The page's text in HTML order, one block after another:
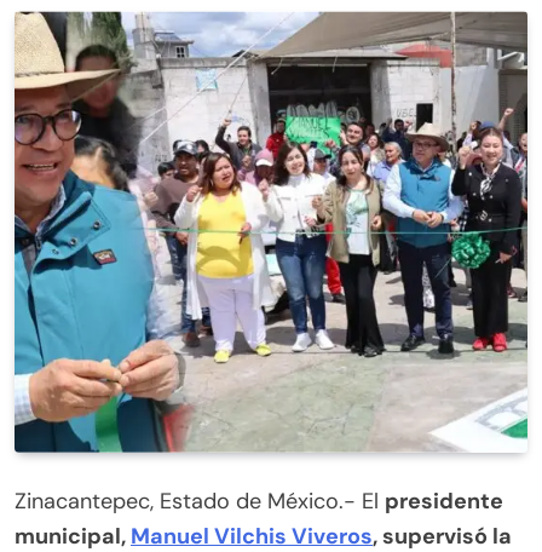
Zinacantepec, Estado de México.- El presidente
municipal, Manuel Vilchis Viveros, supervisó la